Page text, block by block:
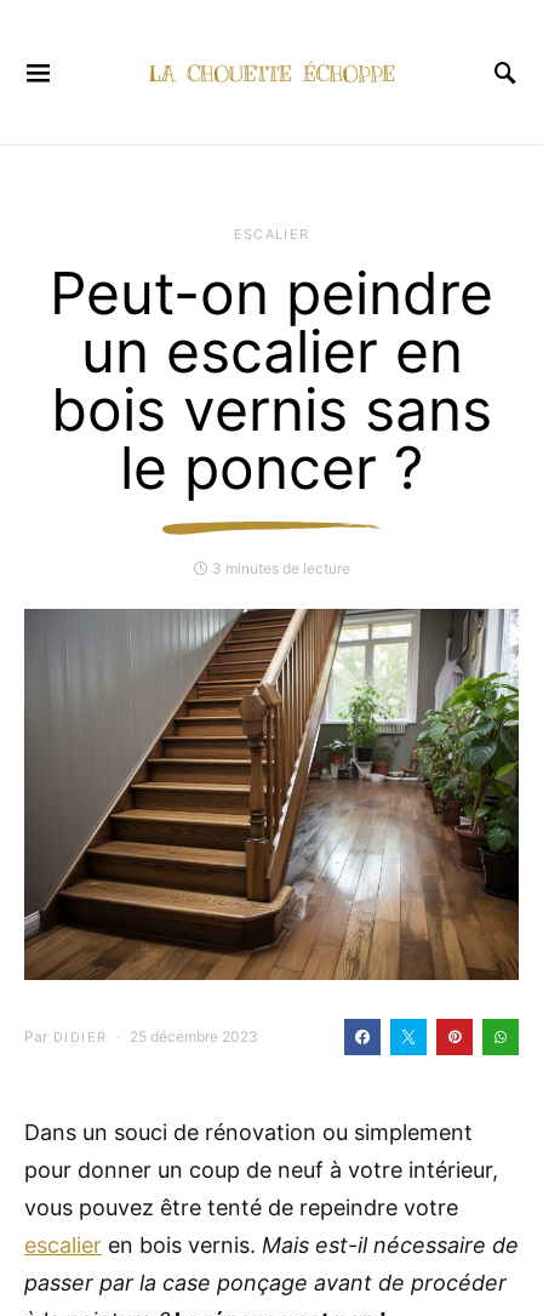
ESCALIER
Peut-on peindre
un escalier en
bois vernis sans
le poncer ?
3 minutes de lecture
Par DIDIER 25 décembre 2023
Dans un souci de rénovation ou simplement
pour donner un coup de neuf à votre intérieur,
vous pouvez être tenté de repeindre votre
escalier en bois vernis. Mais est-il nécessaire de
passer par la case ponçage avant de procéder